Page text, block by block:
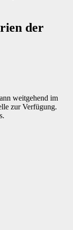
der
weitgehend im
zur Verfügung.